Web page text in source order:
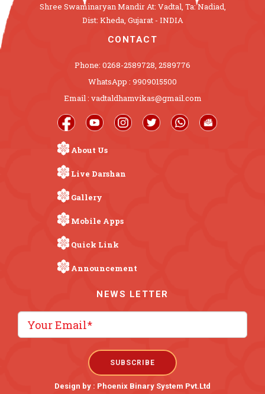
Shree Swaminaryan Mandir At: Vadtal, Ta: Nadiad,
Dist: Kheda, Gujarat - INDIA
CONTACT
Phone: 0268-2589728, 2589776
WhatsApp : 9909015500
Email : vadtaldhamvikas@gmail.com
About Us
Live Darshan
Gallery
Mobile Apps
Quick Link
Announcement
NEWS LETTER
Design by : Phoenix Binary System Pvt.Ltd